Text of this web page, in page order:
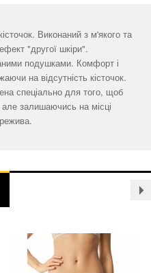
Виконаний з м'якого та
"другої шкіри".
подушками. Комфорт і
на відсутність кісточок.
спеціально для того, щоб
залишаючись на місці